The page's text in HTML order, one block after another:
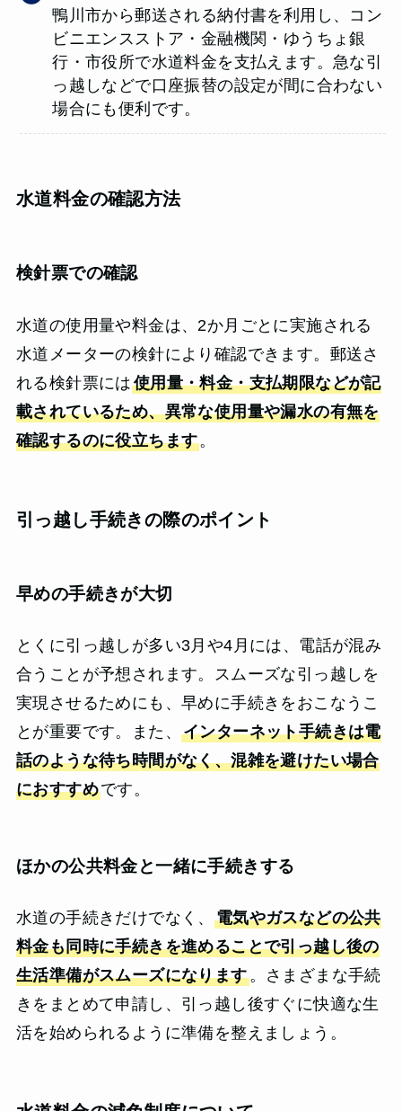
鴨川市から郵送される納付書を利用し、コン
ビニエンスストア・金融機関・ゆうちょ銀
行・市役所で水道料金を支払えます。急な引
っ越しなどで口座振替の設定が間に合わない
場合にも便利です。
水道料金の確認方法
検針票での確認
水道の使用量や料金は、2か月ごとに実施される
水道メーターの検針により確認できます。郵送さ
れる検針票には使用量・料金・支払期限などが記
載されているため、異常な使用量や漏水の有無を
確認するのに役立ちます。
引っ越し手続きの際のポイント
早めの手続きが大切
とくに引っ越しが多い3月や4月には、電話が混み
合うことが予想されます。スムーズな引っ越しを
実現させるためにも、早めに手続きをおこなうこ
とが重要です。また、 インターネット手続きは電
話のような待ち時間がなく、混雑を避けたい場合
におすすめです。
ほかの公共料金と一緒に手続きする
水道の手続きだけでなく、 電気やガスなどの公共
料金も同時に手続きを進めることで引っ越し後の
生活準備がスムーズになります。さまざまな手続
きをまとめて申請し、引っ越し後すぐに快適な生
活を始められるように準備を整えましょう。